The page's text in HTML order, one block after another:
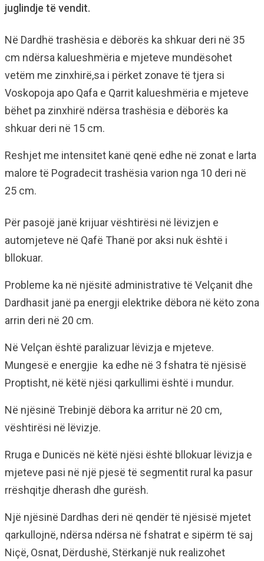
juglindje të vendit.
Në Dardhë trashësia e dëborës ka shkuar deri në 35
cm ndërsa kalueshmëria e mjeteve mundësohet
vetëm me zinxhirë,sa i përket zonave të tjera si
Voskopoja apo Qafa e Qarrit kalueshmëria e mjeteve
bëhet pa zinxhirë ndërsa trashësia e dëborës ka
shkuar deri në 15 cm.
Reshjet me intensitet kanë qenë edhe në zonat e larta
malore të Pogradecit trashësia varion nga 10 deri në
25 cm.
Për pasojë janë krijuar vështirësi në lëvizjen e
automjeteve në Qafë Thanë por aksi nuk është i
bllokuar.
Probleme ka në njësitë administrative të Velçanit dhe
Dardhasit janë pa energji elektrike dëbora në këto zona
arrin deri në 20 cm.
Në Velçan është paralizuar lëvizja e mjeteve.
Mungesë e energjie ka edhe në 3 fshatra të njësisë
Proptisht, në këtë njësi qarkullimi është i mundur.
Në njësinë Trebinjë dëbora ka arritur në 20 cm,
vështirësi në lëvizje.
Rruga e Dunicës në këtë njësi është bllokuar lëvizja e
mjeteve pasi në një pjesë të segmentit rural ka pasur
rrëshqitje dherash dhe gurësh.
Një njësinë Dardhas deri në qendër të njësisë mjetet
qarkullojnë, ndërsa ndërsa në fshatrat e sipërm të saj
Niçë, Osnat, Dërdushë, Stërkanjë nuk realizohet